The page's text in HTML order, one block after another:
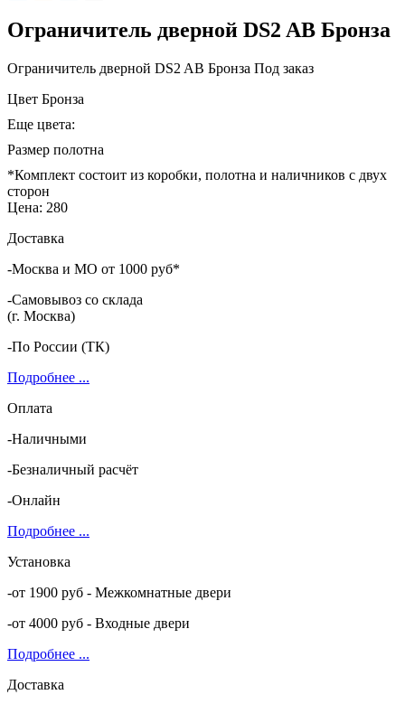
Ограничитель дверной DS2 AB Бронза
Ограничитель дверной DS2 AB Бронза Под заказ
Цвет Бронза
Еще цвета:
Размер полотна
*Комплект состоит из коробки, полотна и наличников с двух
сторон
Цена: 280
Доставка
-Москва и МО от 1000 руб*
-Самовывоз со склада
(г. Москва)
-По России (ТК)
Подробнее ...
Оплата
-Наличными
-Безналичный расчёт
-Онлайн
Подробнее ...
Установка
-от 1900 руб - Межкомнатные двери
-от 4000 руб - Входные двери
Подробнее ...
Доставка